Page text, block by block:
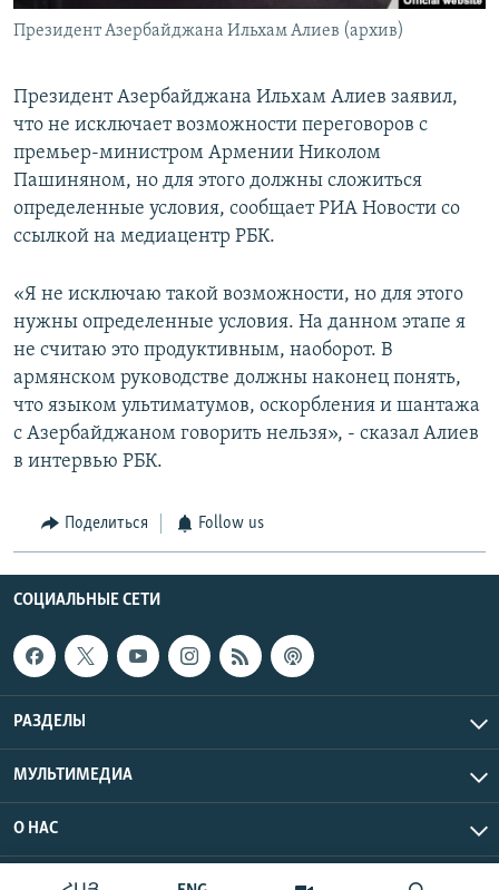
Русский
Президент Азербайджана Ильхам Алиев (архив)
Президент Азербайджана Ильхам Алиев заявил,
что не исключает возможности переговоров с
премьер-министром Армении Николом
Пашиняном, но для этого должны сложиться
определенные условия, сообщает РИА Новости со
ссылкой на медиацентр РБК.
«Я не исключаю такой возможности, но для этого
нужны определенные условия. На данном этапе я
не считаю это продуктивным, наоборот. В
армянском руководстве должны наконец понять,
что языком ультиматумов, оскорбления и шантажа
с Азербайджаном говорить нельзя», - сказал Алиев
в интервью РБК.
Поделиться Follow us
СОЦИАЛЬНЫЕ СЕТИ
РАЗДЕЛЫ
МУЛЬТИМЕДИА
О НАС